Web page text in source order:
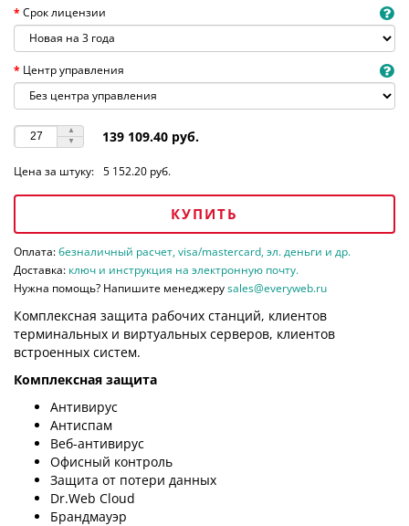
Срок лицензии
Центр управления
139 109.40 руб.
Цена за штуку: 5 152.20 руб.
КУПИТЬ
Оплата:безналичный расчет, visa/mastercard, эл. деньги и др.
Доставка: ключ и инструкция на электронную почту.
Нужна помощь? Напишите менеджеруsales@everyweb.ru
Комплексная защита рабочих станций, клиентов
терминальных и виртуальных серверов, клиентов
встроенных систем.
Комплексная защита
Антивирус
Антиспам
Веб-антивирус
Офисный контроль
Защита от потери данных
Dr.Web Cloud
Брандмауэр